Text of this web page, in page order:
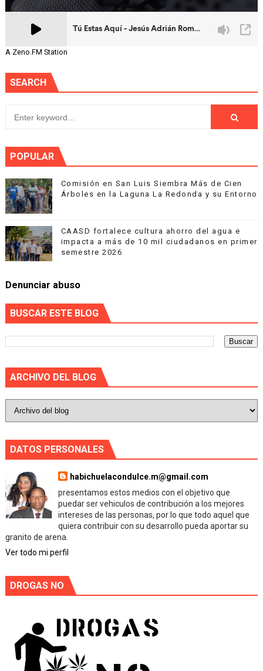
A Zeno.FM Station
SEARCH
POPULAR
Comisión en San Luis Siembra Más de Cien
Árboles en la Laguna La Redonda y su Entorno
CAASD fortalece cultura ahorro del agua e
impacta a más de 10 mil ciudadanos en primer
semestre 2026
Denunciar abuso
BUSCAR ESTE BLOG
ARCHIVO DEL BLOG
DATOS PERSONALES
habichuelacondulce.m@gmail.com
presentamos estos medios con el objetivo que
puedar ser vehiculos de contribución a los mejores
intereses de las personas, por lo que todo aquel que
quiera contribuir con su desarrollo pueda aportar su
granito de arena.
Ver todo mi perfil
DROGAS NO